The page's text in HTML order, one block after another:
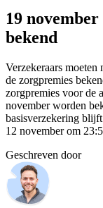
19
bekend
Verzekeraars
de zorgpremies
zorgpremies voor de
november worden
basisverzekering
12 november om
Geschreven door